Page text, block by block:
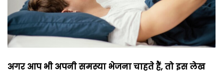
अगर आप भी अपनी समस्या भेजना चाहते हैं, तो इस लेख